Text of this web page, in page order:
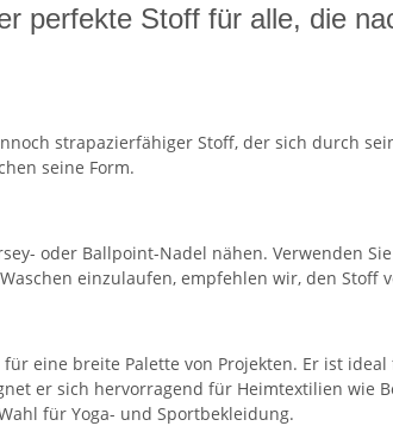
perfekte Stoff für alle, die
strapazierfähiger Stoff, der sich durch
seine Form.
oder Ballpoint-Nadel nähen. Verwenden
einzulaufen, empfehlen wir, den Stoff
eine breite Palette von Projekten. Er ist
er sich hervorragend für Heimtextilien wie
für Yoga- und Sportbekleidung.